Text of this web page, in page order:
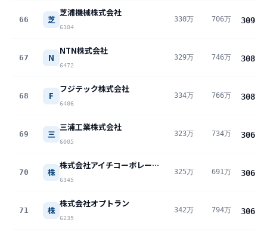
66 芝
芝浦機械株式会社
6104
330万 706万 309
67 N
NTN株式会社
6472
329万 746万 308
68 F
フジテック株式会社
6406
334万 766万 308
69 三
三浦工業株式会社
6005
323万 734万 306
70 株
株式会社アイチコーポレーション
6345
325万 691万 306
71 株
株式会社オプトラン
6235
342万 794万 306